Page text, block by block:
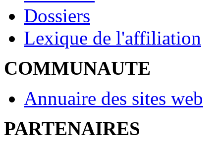
Dossiers
Lexique de l'affiliation
COMMUNAUTE
Annuaire des sites web
PARTENAIRES